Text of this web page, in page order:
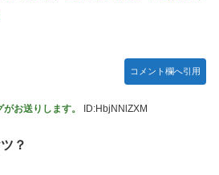
コメント欄へ引用
お送りします。 ID:HbjNNlZXM
？